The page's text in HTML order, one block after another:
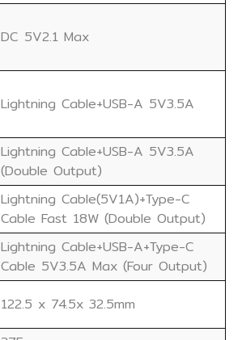
DC 5V2.1 Max
Lightning Cable+USB-A 5V3.5A
Lightning Cable+USB-A 5V3.5A
(Double Output)
Lightning Cable(5V1A)+Type-C
Cable Fast 18W (Double Output)
Lightning Cable+USB-A+Type-C
Cable 5V3.5A Max (Four Output)
122.5 x 74.5x 32.5mm